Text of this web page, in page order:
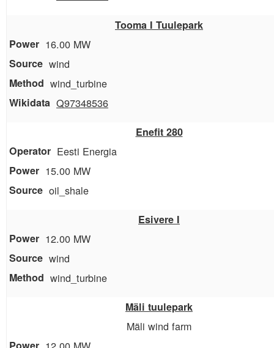
Tooma I Tuulepark
16.00 MW
wind
wind_turbine
Q97348536
Enefit 280
Eesti Energia
15.00 MW
oil_shale
Esivere I
12.00 MW
wind
wind_turbine
Mäli tuulepark
Mäli wind farm